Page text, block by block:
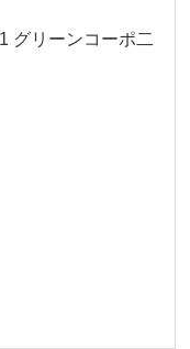
グリーンコーポ二